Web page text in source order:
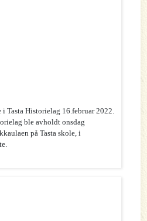
Tasta Historielag 16.februar 2022.
ble avholdt onsdag
på Tasta skole, i